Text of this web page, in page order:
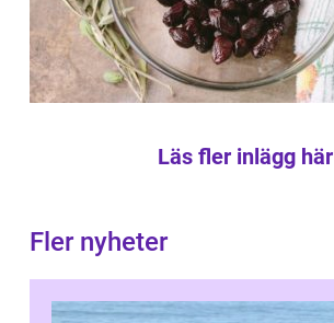
Läs fler inlägg här
Fler nyheter